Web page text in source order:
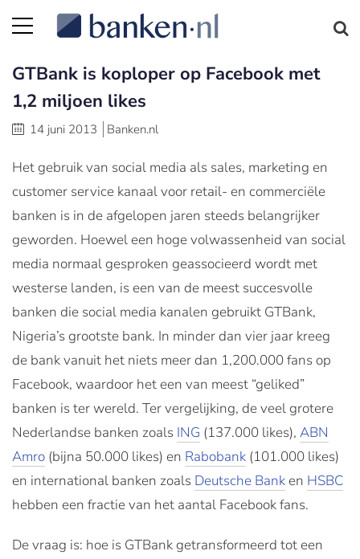
GTBank is koploper op Facebook met
1,2 miljoen likes
14 juni 2013 Banken.nl
Het gebruik van social media als sales, marketing en
customer service kanaal voor retail- en commerciële
banken is in de afgelopen jaren steeds belangrijker
geworden. Hoewel een hoge volwassenheid van social
media normaal gesproken geassocieerd wordt met
westerse landen, is een van de meest succesvolle
banken die social media kanalen gebruikt GTBank,
Nigeria’s grootste bank. In minder dan vier jaar kreeg
de bank vanuit het niets meer dan 1,200.000 fans op
Facebook, waardoor het een van meest “geliked”
banken is ter wereld. Ter vergelijking, de veel grotere
Nederlandse banken zoals ING (137.000 likes), ABN
Amro (bijna 50.000 likes) en Rabobank (101.000 likes)
en international banken zoals Deutsche Bank en HSBC
hebben een fractie van het aantal Facebook fans.
De vraag is: hoe is GTBank getransformeerd tot een